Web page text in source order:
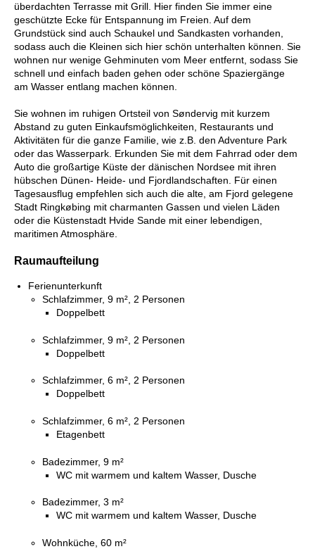
überdachten Terrasse mit Grill. Hier finden Sie immer eine
geschützte Ecke für Entspannung im Freien. Auf dem
Grundstück sind auch Schaukel und Sandkasten vorhanden,
sodass auch die Kleinen sich hier schön unterhalten können. Sie
wohnen nur wenige Gehminuten vom Meer entfernt, sodass Sie
schnell und einfach baden gehen oder schöne Spaziergänge
am Wasser entlang machen können.
Sie wohnen im ruhigen Ortsteil von Søndervig mit kurzem
Abstand zu guten Einkaufsmöglichkeiten, Restaurants und
Aktivitäten für die ganze Familie, wie z.B. den Adventure Park
oder das Wasserpark. Erkunden Sie mit dem Fahrrad oder dem
Auto die großartige Küste der dänischen Nordsee mit ihren
hübschen Dünen- Heide- und Fjordlandschaften. Für einen
Tagesausflug empfehlen sich auch die alte, am Fjord gelegene
Stadt Ringkøbing mit charmanten Gassen und vielen Läden
oder die Küstenstadt Hvide Sande mit einer lebendigen,
maritimen Atmosphäre.
Raumaufteilung
Ferienunterkunft
Schlafzimmer, 9 m², 2 Personen
Doppelbett
Schlafzimmer, 9 m², 2 Personen
Doppelbett
Schlafzimmer, 6 m², 2 Personen
Doppelbett
Schlafzimmer, 6 m², 2 Personen
Etagenbett
Badezimmer, 9 m²
WC mit warmem und kaltem Wasser, Dusche
Badezimmer, 3 m²
WC mit warmem und kaltem Wasser, Dusche
Wohnküche, 60 m²